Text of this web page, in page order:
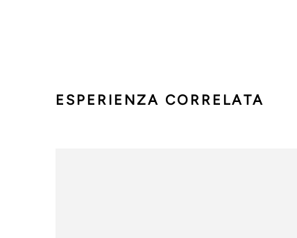
ESPERIENZA CORRELATA